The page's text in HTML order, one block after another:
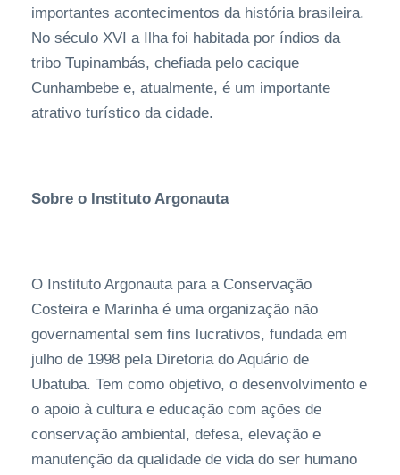
importantes acontecimentos da história brasileira.
No século XVI a Ilha foi habitada por índios da
tribo Tupinambás, chefiada pelo cacique
Cunhambebe e, atualmente, é um importante
atrativo turístico da cidade.
Sobre o Instituto Argonauta
O Instituto Argonauta para a Conservação
Costeira e Marinha é uma organização não
governamental sem fins lucrativos, fundada em
julho de 1998 pela Diretoria do Aquário de
Ubatuba. Tem como objetivo, o desenvolvimento e
o apoio à cultura e educação com ações de
conservação ambiental, defesa, elevação e
manutenção da qualidade de vida do ser humano